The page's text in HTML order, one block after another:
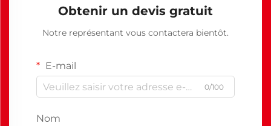
Obtenir un devis gratuit
Notre représentant vous contactera bientôt.
E-mail
0/100
Nom